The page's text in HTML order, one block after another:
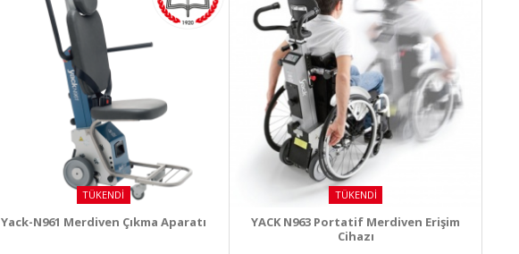
TÜKENDI
Yack-N961 Merdiven Çıkma Aparatı
TÜKENDI
YACK N963 Portatif Merdiven Erişim
Cihazı